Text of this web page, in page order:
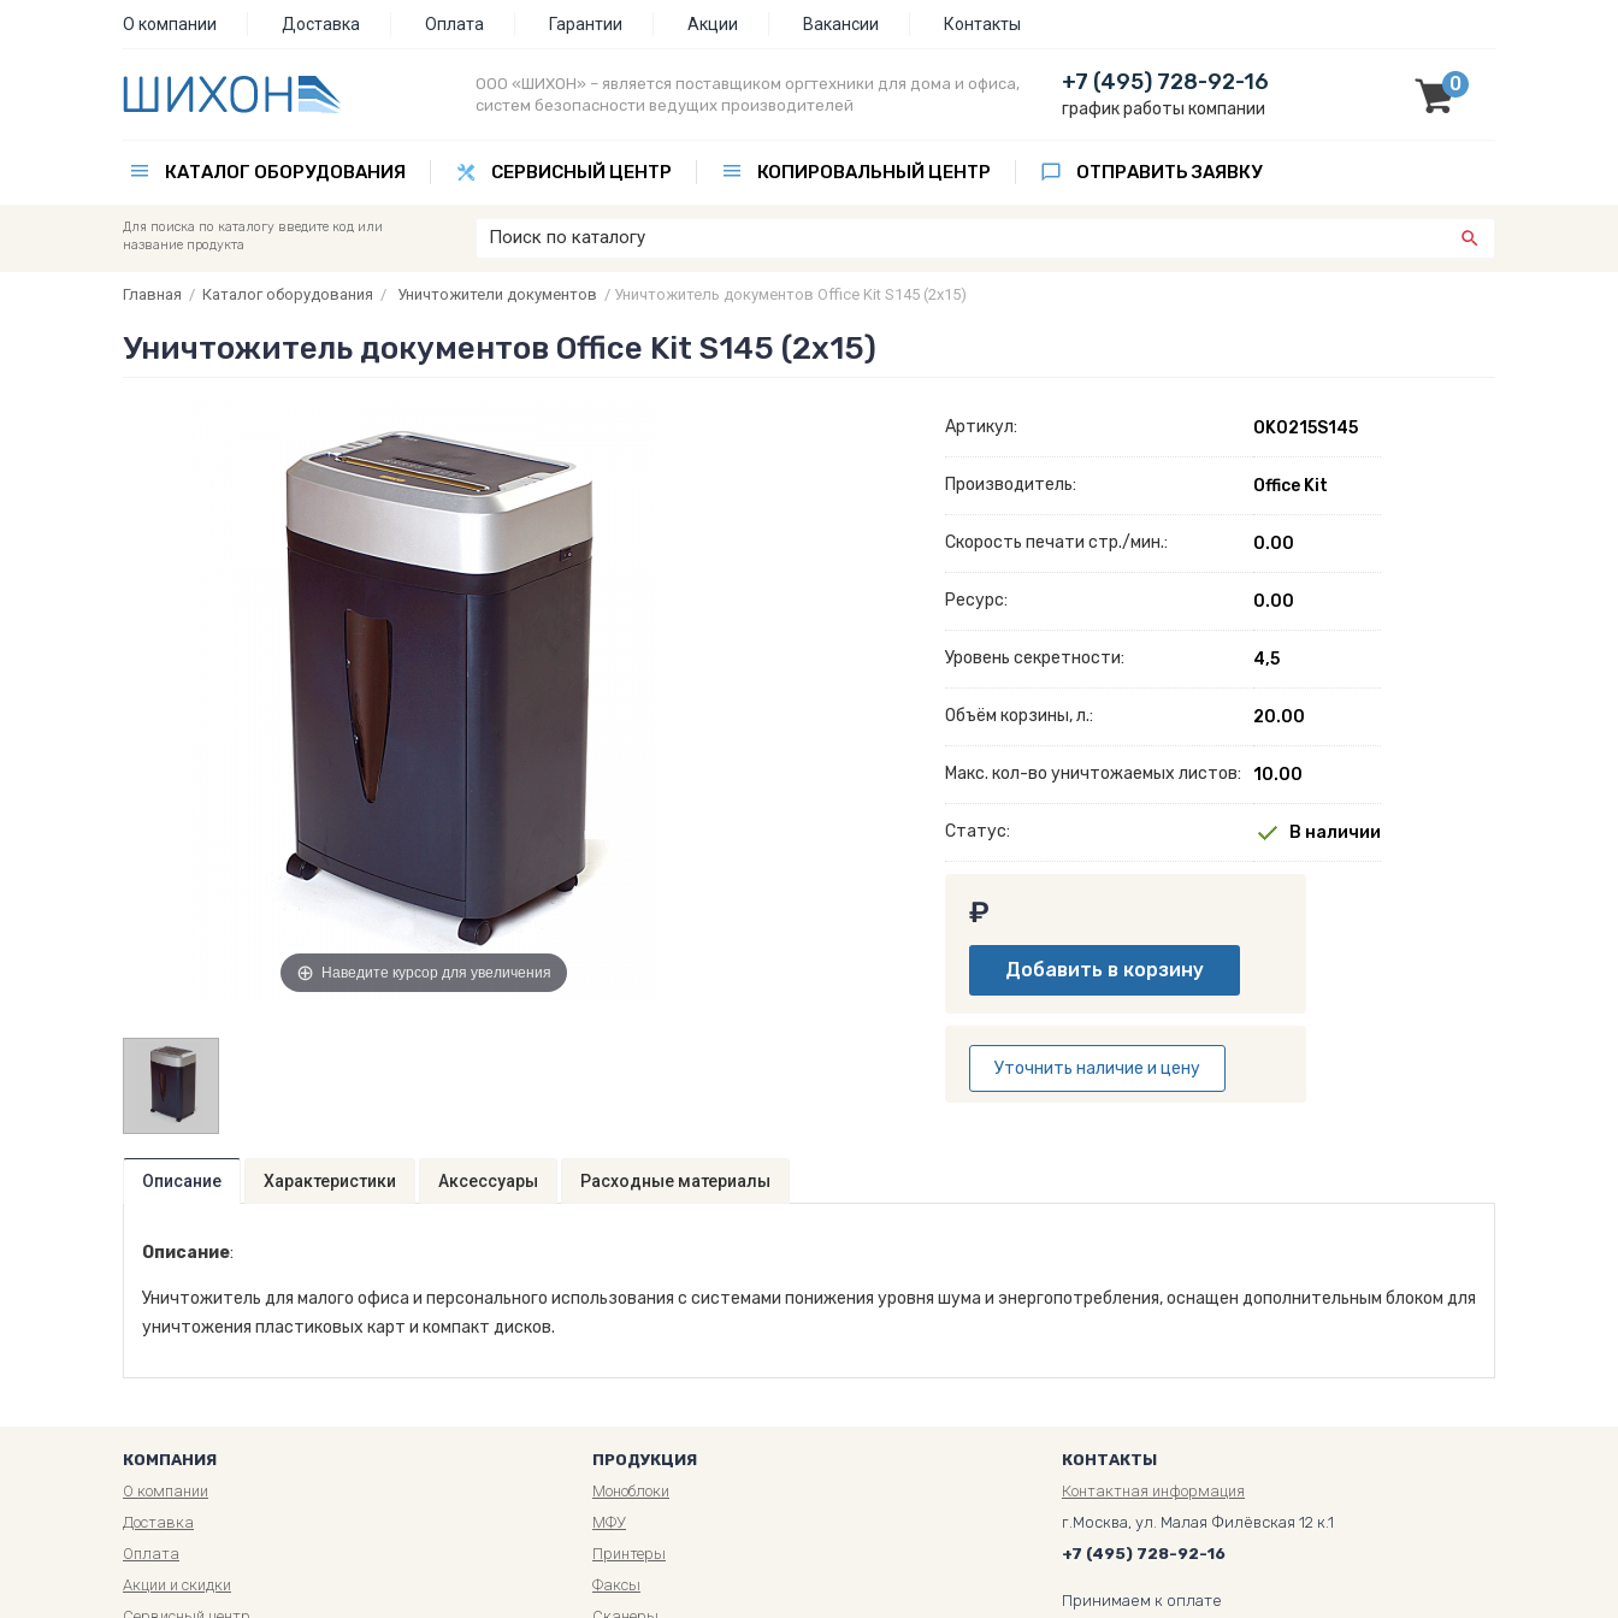
О компании Доставка Оплата Гарантии Акции Вакансии Контакты
ООО «ШИХОН» – является поставщиком оргтехники для дома и офиса,
систем безопасности ведущих производителей
+7 (495) 728-92-16
график работы компании
0
КАТАЛОГ ОБОРУДОВАНИЯ СЕРВИСНЫЙ ЦЕНТР КОПИРОВАЛЬНЫЙ ЦЕНТР ОТПРАВИТЬ ЗАЯВКУ
Для поиска по каталогу введите код или
название продукта
Главная / Каталог оборудования / Уничтожители документов / Уничтожитель документов Office Kit S145 (2х15)
Уничтожитель документов Office Kit S145 (2х15)
Наведите курсор для увеличения
Артикул: OK0215S145
Производитель: Office Kit
Скорость печати стр./мин.: 0.00
Ресурс: 0.00
Уровень секретности: 4,5
Объём корзины, л.: 20.00
Макс. кол-во уничтожаемых листов: 10.00
Статус: В наличии
₽
Уточнить наличие и цену
Описание Характеристики Аксессуары Расходные материалы
Описание:
Уничтожитель для малого офиса и персонального использования с системами понижения уровня шума и энергопотребления, оснащен дополнительным блоком для
уничтожения пластиковых карт и компакт дисков.
КОМПАНИЯ
О компании
Доставка
Оплата
Акции и скидки
ПРОДУКЦИЯ
Моноблоки
МФУ
Принтеры
Факсы
КОНТАКТЫ
Контактная информация
г.Москва, ул. Малая Филёвская 12 к.1
+7 (495) 728-92-16
Принимаем к оплате